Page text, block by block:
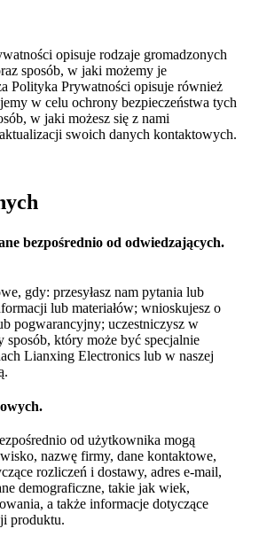
opisuje rodzaje gromadzonych
sposób, w jaki możemy je
Polityka Prywatności opisuje również
w celu ochrony bezpieczeństwa tych
w jaki możesz się z nami
swoich danych kontaktowych.
bezpośrednio od odwiedzających.
gdy: przesyłasz nam pytania lub
lub materiałów; wnioskujesz o
pogwarancyjny; uczestniczysz w
sposób, który może być specjalnie
Lianxing Electronics lub w naszej
od użytkownika mogą
nazwę firmy, dane kontaktowe,
rozliczeń i dostawy, adres e-mail,
demograficzne, takie jak wiek,
a także informacje dotyczące
produktu.